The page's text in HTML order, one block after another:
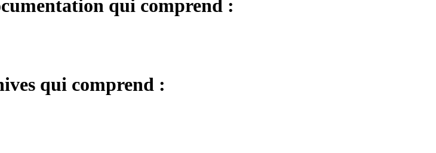
qui comprend :
qui comprend :